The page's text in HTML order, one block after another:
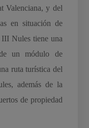
Valenciana, y del
en situación de
Nules tiene una
un módulo de
ruta turística del
además de la
de propiedad